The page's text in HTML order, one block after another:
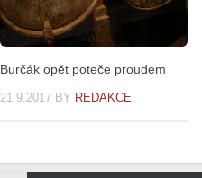
Burčák opět poteče proudem
21.9.2017 BY REDAKCE